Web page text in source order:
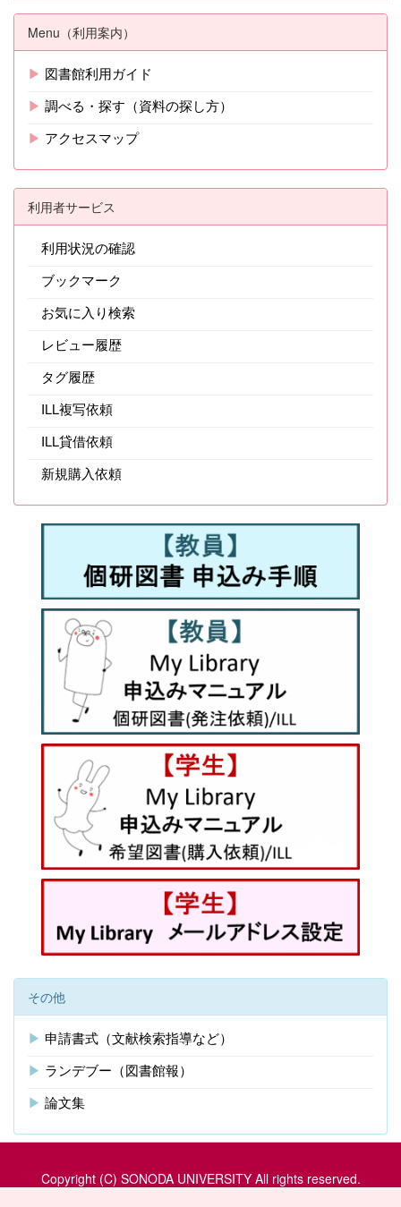
Menu（利用案内）
▶ 図書館利用ガイド
▶ 調べる・探す（資料の探し方）
▶ アクセスマップ
利用者サービス
利用状況の確認
ブックマーク
お気に入り検索
レビュー履歴
タグ履歴
ILL複写依頼
ILL貸借依頼
新規購入依頼
その他
▶ 申請書式（文献検索指導など）
▶ ランデブー（図書館報）
▶ 論文集
Copyright (C) SONODA UNIVERSITY All rights reserved.